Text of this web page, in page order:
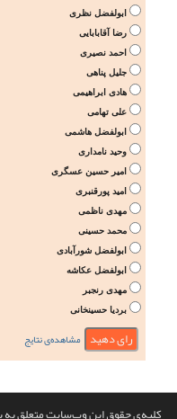
ابولفضل نظری
رضا آقابابایی
احمد نصیری
جلیل پناهی
هادی ابراهیمی
علی تهامی
ابولفضل هاشمی
وحید نامداری
امیر حسین عسگری
امید پورقنبری
مهدی ناظمی
محمد حسینی
ابولفضل شورآبادی
ابولفضل عکاشه
مهدی رنجبر
بردیا حسینخانی
مشاهده‌ی نتایج